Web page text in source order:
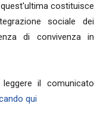
costituisce
sociale dei
di convivenza in
il comunicato
qui